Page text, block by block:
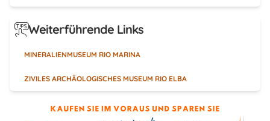
Weiterführende Links
MINERALIENMUSEUM RIO MARINA
ZIVILES ARCHÄOLOGISCHES MUSEUM RIO ELBA